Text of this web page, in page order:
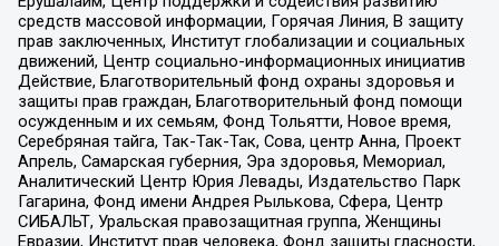
средств массовой информации, Горячая Линия, В защиту
прав заключенных, Институт глобализации и социальных
движений, Центр социально-информационных инициатив
Действие, Благотворительный фонд охраны здоровья и
защиты прав граждан, Благотворительный фонд помощи
осужденным и их семьям, Фонд Тольятти, Новое время,
Серебряная тайга, Так-Так-Так, Сова, центр Анна, Проект
Апрель, Самарская губерния, Эра здоровья, Мемориал,
Аналитический Центр Юрия Левады, Издательство Парк
Гагарина, Фонд имени Андрея Рылькова, Сфера, Центр
СИБАЛЬТ, Уральская правозащитная группа, Женщины